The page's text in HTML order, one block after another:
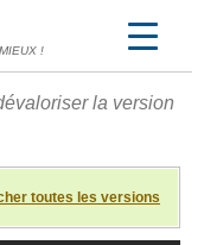
!
la version
toutes les versions